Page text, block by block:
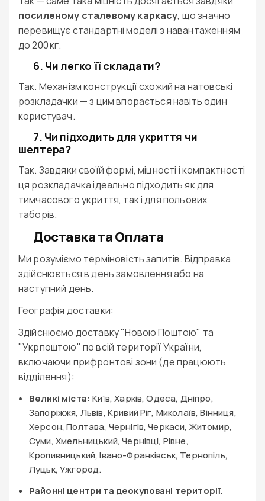
посиленому сталевому каркасу, що значно
перевищує стандартні моделі з навантаженням
до 200 кг.
6. Чи легко її складати?
Так. Механізм конструкції схожий на натовські
розкладачки — з цим впорається навіть один
користувач.
7. Чи підходить для укриття чи
шелтера?
Так. Завдяки своїй формі, міцності і компактності
ця розкладачка ідеально підходить як для
тимчасового укриття, так і для польових
таборів.
Доставка та Оплата
Ми розуміємо терміновість запитів. Відправка
здійснюється в день замовлення або на
наступний день.
Географія доставки:
Здійснюємо доставку "Новою Поштою" та
"Укрпоштою" по всій території України,
включаючи прифронтові зони (де працюють
відділення):
Великі міста: Київ, Харків, Одеса, Дніпро,
Запоріжжя, Львів, Кривий Ріг, Миколаїв, Вінниця,
Херсон, Полтава, Чернігів, Черкаси, Житомир,
Суми, Хмельницький, Чернівці, Рівне,
Кропивницький, Івано-Франківськ, Тернопіль,
Луцьк, Ужгород.
Районні центри та деокуповані території.